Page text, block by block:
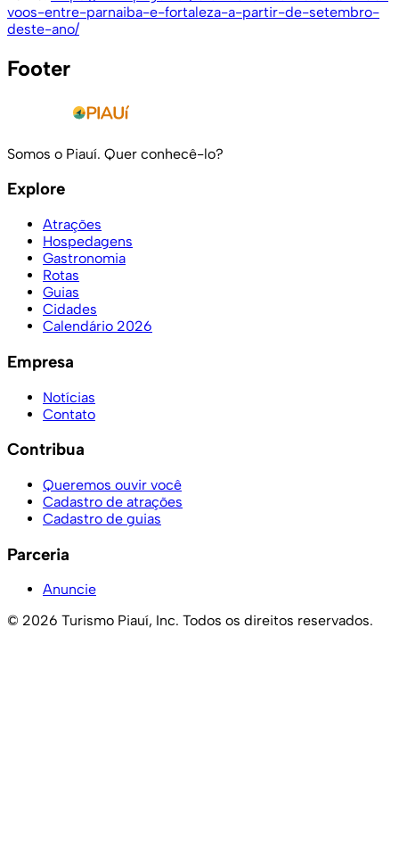
voos-entre-parnaiba-e-fortaleza-a-partir-de-setembro-
deste-ano/
Footer
Somos o Piauí. Quer conhecê-lo?
Explore
Atrações
Hospedagens
Gastronomia
Rotas
Guias
Cidades
Calendário 2026
Empresa
Notícias
Contato
Contribua
Queremos ouvir você
Cadastro de atrações
Cadastro de guias
Parceria
Anuncie
© 2026 Turismo Piauí, Inc. Todos os direitos reservados.